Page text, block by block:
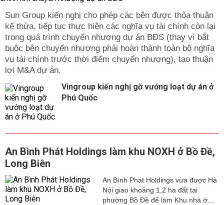
Sun Group kiến nghị cho phép các bên được thỏa thuận
kế thừa, tiếp tục thực hiện các nghĩa vụ tài chính còn lại
trong quá trình chuyển nhượng dự án BĐS (thay vì bắt
buộc bên chuyển nhượng phải hoàn thành toàn bộ nghĩa
vụ tài chính trước thời điểm chuyển nhượng), tạo thuận
lợi M&A dự án.
Vingroup kiến nghị gỡ vướng loạt dự án ở
Phú Quốc
An Bình Phát Holdings làm khu NOXH ở Bồ Đề,
Long Biên
An Bình Phát Holdings vừa được Hà
Nội giao khoảng 1,2 ha đất tại
phường Bồ Đề để làm Khu nhà ở...